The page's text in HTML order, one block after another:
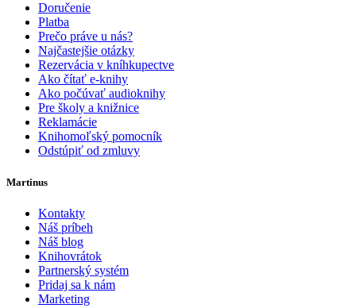
Doručenie
Platba
Prečo práve u nás?
Najčastejšie otázky
Rezervácia v kníhkupectve
Ako čítať e-knihy
Ako počúvať audioknihy
Pre školy a knižnice
Reklamácie
Knihomoľský pomocník
Odstúpiť od zmluvy
Martinus
Kontakty
Náš príbeh
Náš blog
Knihovrátok
Partnerský systém
Pridaj sa k nám
Marketing